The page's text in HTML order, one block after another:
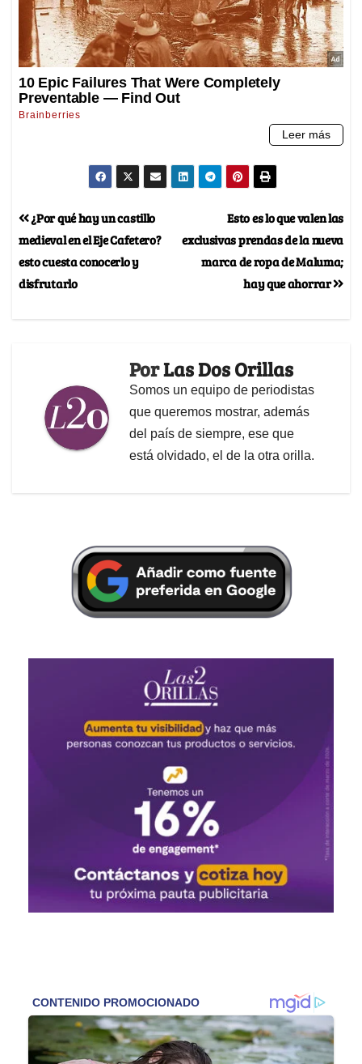
Esto es lo que valen las
exclusivas prendas de la nueva
marca de ropa de Maluma;
hay que ahorrar
¿Por qué hay un castillo
medieval en el Eje Cafetero?
esto cuesta conocerlo y
disfrutarlo
PorLas Dos Orillas
Somos un equipo de periodistas
que queremos mostrar, además
del país de siempre, ese que
está olvidado, el de la otra orilla.